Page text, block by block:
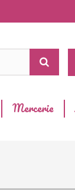
Mercerie